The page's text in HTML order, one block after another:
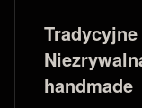
handmade